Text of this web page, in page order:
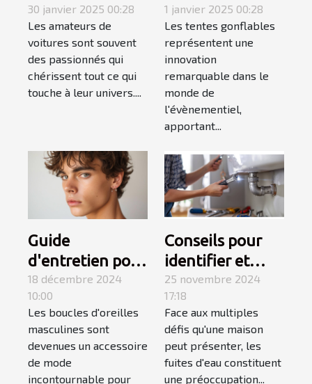
automobile
parfait pour les
passionnés de
voitures
30 janvier 2025 00:28
Les amateurs de
voitures sont souvent
des passionnés qui
chérissent tout ce qui
touche à leur univers....
gonflables
transforment
l'impact visuel
des évènements
1 janvier 2025 00:28
Les tentes gonflables
représentent une
innovation
remarquable dans le
monde de
l'évènementiel,
apportant...
Guide
d'entretien pour
boucles
d'oreilles
masculines
18 décembre 2024
10:00
Les boucles d'oreilles
masculines sont
devenues un accessoire
de mode
incontournable pour
Conseils pour
identifier et
réparer les
fuites d'eau
chez soi
25 novembre 2024
17:18
Face aux multiples
défis qu'une maison
peut présenter, les
fuites d'eau constituent
une préoccupation...